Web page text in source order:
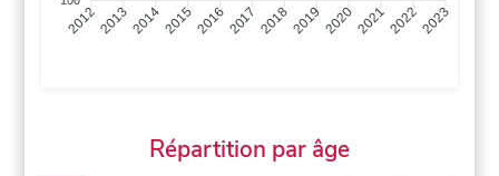
201220132014201520162017 20182019 2020202120222023
Répartition par âge